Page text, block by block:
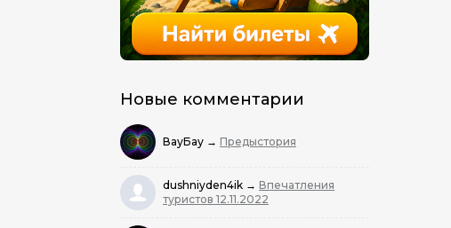
Новые комментарии
ВауБау → Предыстория
dushniyden4ik → Впечатления
туристов 12.11.2022